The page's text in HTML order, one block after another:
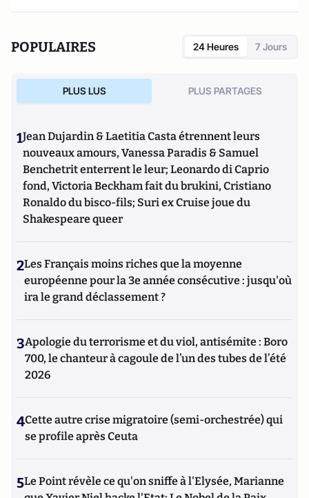
POPULAIRES 24 Heures 7 Jours
PLUS LUS PLUS PARTAGES
1Jean Dujardin & Laetitia Casta étrennent leurs
nouveaux amours, Vanessa Paradis & Samuel
Benchetrit enterrent le leur; Leonardo di Caprio
fond, Victoria Beckham fait du brukini, Cristiano
Ronaldo du bisco-fils; Suri ex Cruise joue du
Shakespeare queer
2Les Français moins riches que la moyenne
européenne pour la 3e année consécutive : jusqu'où
ira le grand déclassement ?
3Apologie du terrorisme et du viol, antisémite : Boro
700, le chanteur à cagoule de l’un des tubes de l’été
2026
4Cette autre crise migratoire (semi-orchestrée) qui
se profile après Ceuta
5Le Point révèle ce qu'on sniffe à l'Elysée, Marianne